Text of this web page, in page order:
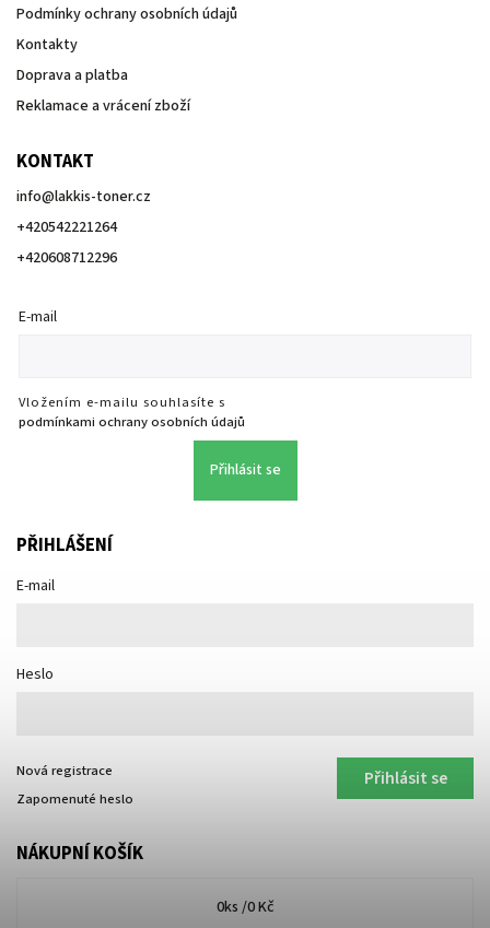
Podmínky ochrany osobních údajů
Kontakty
Doprava a platba
Reklamace a vrácení zboží
KONTAKT
info@lakkis-toner.cz
+420542221264
+420608712296
E-mail
Vložením e-mailu souhlasíte s
podmínkami ochrany osobních údajů
Přihlásit se
PŘIHLÁŠENÍ
E-mail
Heslo
Přihlásit se
Nová registrace
Zapomenuté heslo
NÁKUPNÍ KOŠÍK
0ks /0 Kč